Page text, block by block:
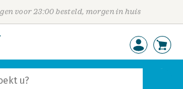
voor 23:00 besteld, morgen in huis